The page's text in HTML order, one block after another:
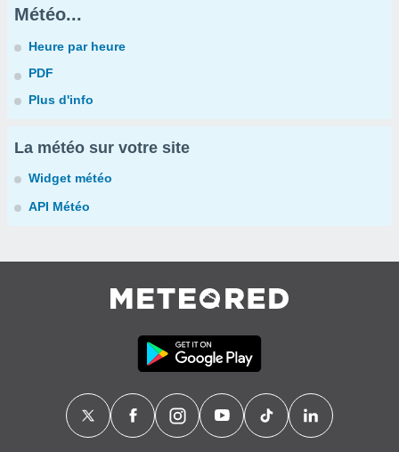
Météo...
Heure par heure
PDF
Plus d'info
La météo sur votre site
Widget météo
API Météo